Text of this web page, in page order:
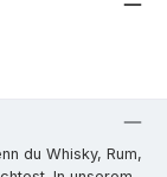
du Whisky, Rum,